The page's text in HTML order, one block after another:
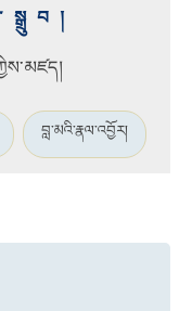
བླ་མའི་རྣལ་འབྱོར།